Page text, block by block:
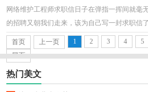
网络维护工程师求职信日子在弹指一挥间就毫
的招聘又朝我们走来，该为自己写一封求职信
职信呢？以下是小编收集整理的网络维护工程
首页 上一页 1 2 3 4 5
尾页
热门美文